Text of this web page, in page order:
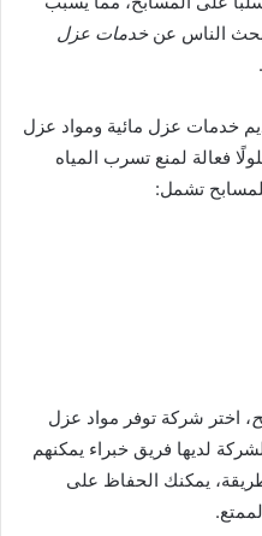
الناس عنخدمات عزل
خدمات عزل مائية ومواد عزل
فعالة لمنع تسرب المياه
تشمل:
، اختر شركة توفر مواد عزل
لديها فريق خبراء يمكنهم
يمكنك الحفاظ على